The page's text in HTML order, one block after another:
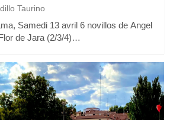
Taurino
Samedi 13 avril 6 novillos de Angel
de Jara (2/3/4)…